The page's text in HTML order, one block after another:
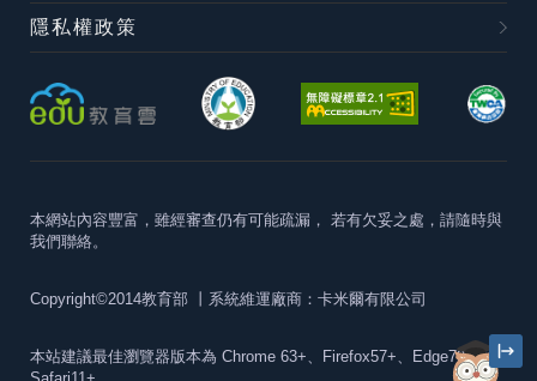
隱私權政策
本網站內容豐富，雖經審查仍有可能疏漏， 若有欠妥之處，請隨時與
我們聯絡。
Copyright©2014教育部 丨系統維運廠商：卡米爾有限公司
本站建議最佳瀏覽器版本為 Chrome 63+、Firefox57+、Edge79+及
Safari11+